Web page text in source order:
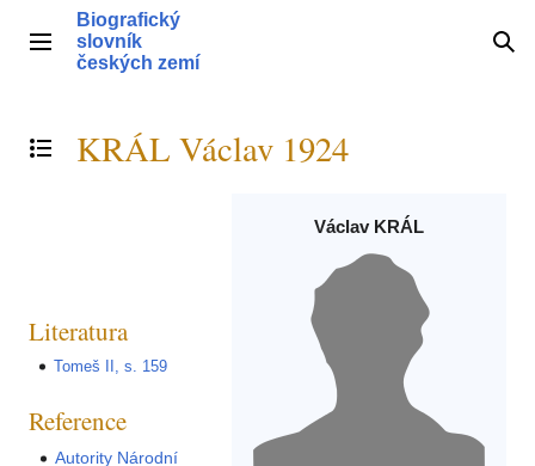
obsahHlavní menu
Biografický
slovník
českých zemí
Přepnout obsah
KRÁL Václav 1924
Václav KRÁL
Literatura
Tomeš II, s. 159
Reference
Autority Národní